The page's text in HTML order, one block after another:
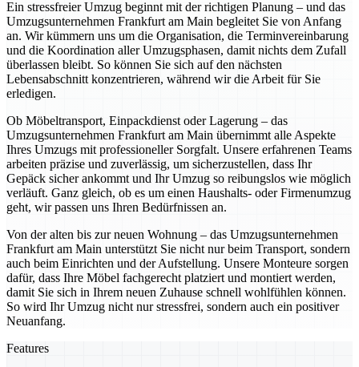
Ein stressfreier Umzug beginnt mit der richtigen Planung – und das
Umzugsunternehmen Frankfurt am Main begleitet Sie von Anfang
an. Wir kümmern uns um die Organisation, die Terminvereinbarung
und die Koordination aller Umzugsphasen, damit nichts dem Zufall
überlassen bleibt. So können Sie sich auf den nächsten
Lebensabschnitt konzentrieren, während wir die Arbeit für Sie
erledigen.
Ob Möbeltransport, Einpackdienst oder Lagerung – das
Umzugsunternehmen Frankfurt am Main übernimmt alle Aspekte
Ihres Umzugs mit professioneller Sorgfalt. Unsere erfahrenen Teams
arbeiten präzise und zuverlässig, um sicherzustellen, dass Ihr
Gepäck sicher ankommt und Ihr Umzug so reibungslos wie möglich
verläuft. Ganz gleich, ob es um einen Haushalts- oder Firmenumzug
geht, wir passen uns Ihren Bedürfnissen an.
Von der alten bis zur neuen Wohnung – das Umzugsunternehmen
Frankfurt am Main unterstützt Sie nicht nur beim Transport, sondern
auch beim Einrichten und der Aufstellung. Unsere Monteure sorgen
dafür, dass Ihre Möbel fachgerecht platziert und montiert werden,
damit Sie sich in Ihrem neuen Zuhause schnell wohlfühlen können.
So wird Ihr Umzug nicht nur stressfrei, sondern auch ein positiver
Neuanfang.
Features